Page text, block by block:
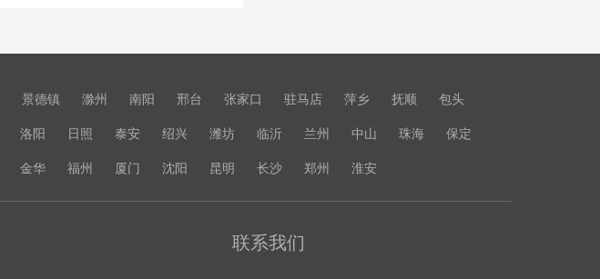
景德镇 滁州 南阳 邢台 张家口 驻马店 萍乡 抚顺 包头
洛阳 日照 泰安 绍兴 潍坊 临沂 兰州 中山 珠海 保定
金华 福州 厦门 沈阳 昆明 长沙 郑州 淮安
联系我们